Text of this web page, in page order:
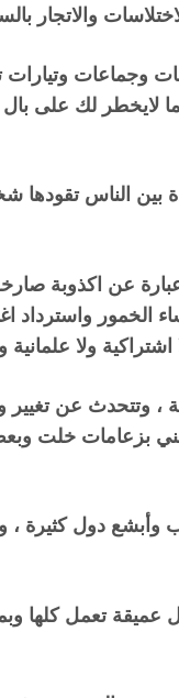
والاتجار
وتيارات ترفع
لايخطر لك على
الناس تقودها
عن اكذوبة
واسترداد
ولا علمانية
وتتحدث عن
بزعامات خلت
وأبشع دول كثيرة
عميقة تعمل كلها